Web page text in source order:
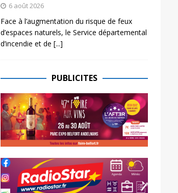
6 août 2026
Face à l’augmentation du risque de feux
d’espaces naturels, le Service départemental
d’incendie et de [...]
PUBLICITES